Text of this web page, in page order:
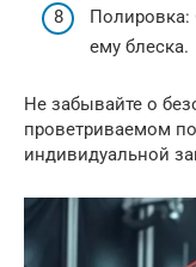
Полировка:
ему блеска.
Не забывайте о
проветриваемом
индивидуальной